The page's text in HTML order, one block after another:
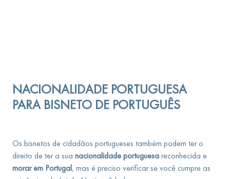
NACIONALIDADE PORTUGUESA
PARA BISNETO DE PORTUGUÊS
Os bisnetos de cidadãos portugueses também podem ter o
direito de ter a sua nacionalidade portuguesa reconhecida e
morar em Portugal, mas é preciso verificar se você cumpre as